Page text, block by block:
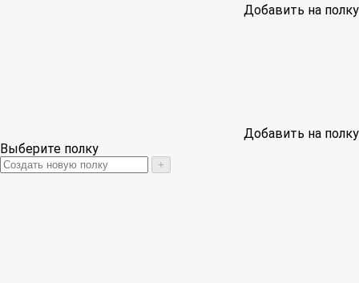
Добавить на полку
Добавить на полку
Выберите полку
+